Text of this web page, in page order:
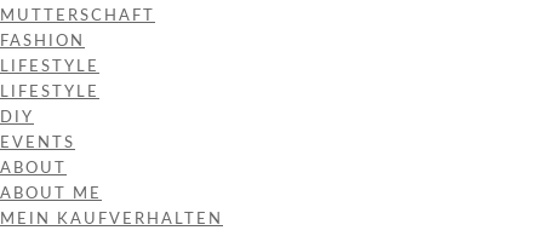
MUTTERSCHAFT
FASHION
LIFESTYLE
LIFESTYLE
DIY
EVENTS
ABOUT
ABOUT ME
MEIN KAUFVERHALTEN